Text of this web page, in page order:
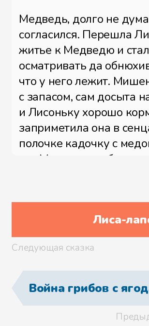
Медведь, долго не
согласился. Перешла
житье к Медведю и
осматривать да
что у него лежит.
с запасом, сам досыта
и Лисоньку хорошо
заприметила она в
полочке кадочку с
что Медведь, любит
полизать; лежит,
постукивает да
спрашивает:
нам стучится?
Прислушался Медведь.
Лиса-
Следующая сказка
Война грибов с